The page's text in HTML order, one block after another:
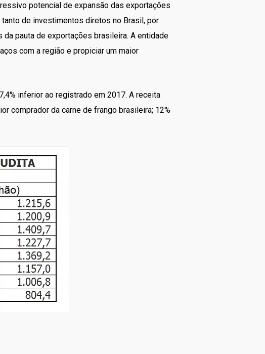
potencial de expansão das exportações
de investimentos diretos no Brasil, por
pauta de exportações brasileira. A entidade
com a região e propiciar um maior
inferior ao registrado em 2017. A receita
comprador da carne de frango brasileira; 12%